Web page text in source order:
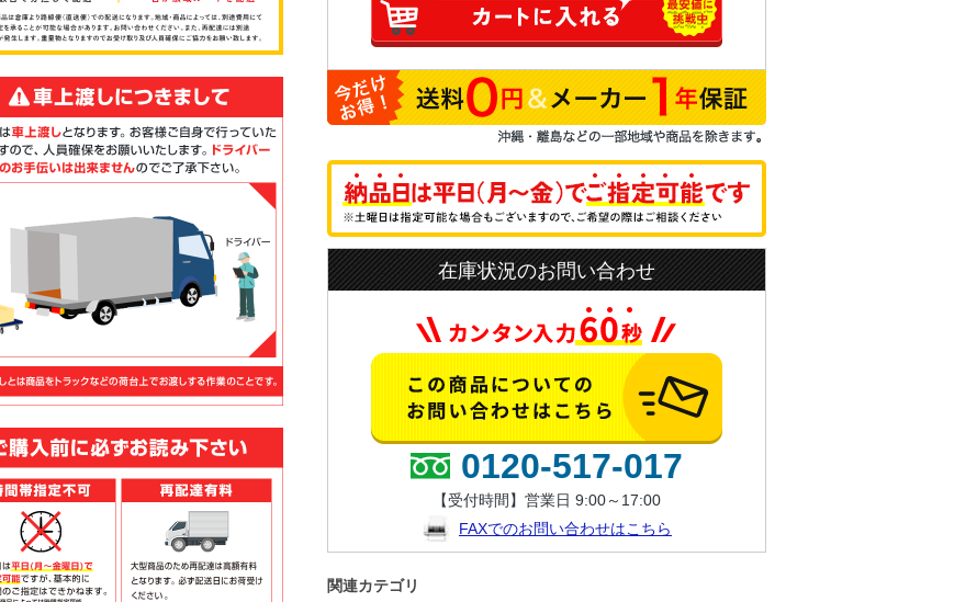
在庫状況のお問い合わせ
0120-517-017
【受付時間】営業日 9:00～17:00
FAXでのお問い合わせはこちら
関連カテゴリ